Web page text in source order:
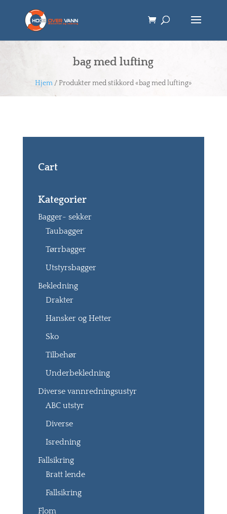
bag med lufting
Hjem/ Produkter med stikkord «bag med lufting»
Cart
Kategorier
Bagger- sekker
Taubagger
Tørrbagger
Utstyrsbagger
Bekledning
Drakter
Hansker og Hetter
Sko
Tilbehør
Underbekledning
Diverse vannredningsustyr
ABC utstyr
Diverse
Isredning
Fallsikring
Bratt lende
Fallsikring
Flom